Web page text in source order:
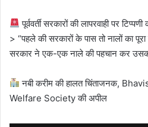
पूर्ववर्ती सरकारों की लापरवाही पर
> “पहले की सरकारों के पास तो नालों का
सरकार ने एक-एक नाले की पहचान कर
नबी करीम की हालत चिंताजनक,
Welfare Society की अपील